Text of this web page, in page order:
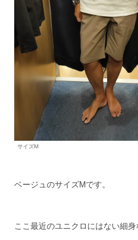
サイズM
ベージュのサイズMです。
ここ最近のユニクロにはない細身